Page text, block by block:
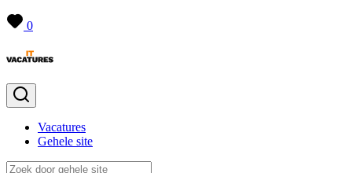
0
Vacatures
Gehele site